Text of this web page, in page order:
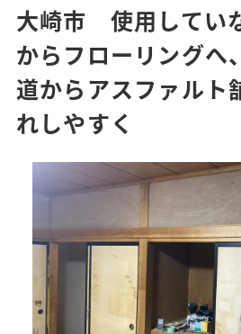
大崎市 使用してい
からフローリングへ
道からアスファルト
れしやすく